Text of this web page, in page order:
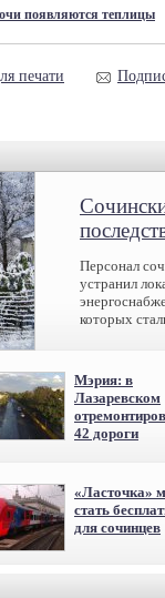
появляются теплицы
печати
Персонал
устранил
которых
Мэрия: в
Лазаревском
42 дороги
«Ласточка»
стать
для сочинцев